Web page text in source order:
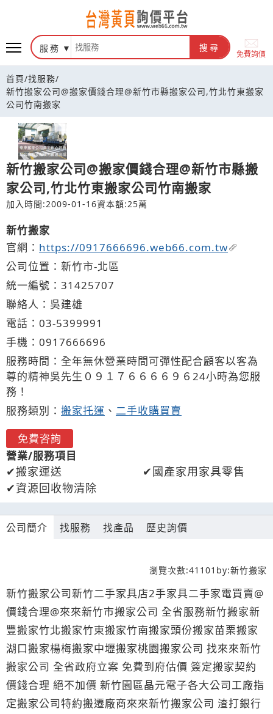
台灣黃頁詢價平台
服務 搜尋
免費詢價
首頁/找服務/
新竹搬家公司@搬家價錢合理@新竹市縣搬家公司,竹北竹東搬家
公司竹南搬家
新竹搬家公司@搬家價錢合理@新竹市縣搬
家公司,竹北竹東搬家公司竹南搬家
加入時間:2009-01-16資本額:25萬
新竹搬家
官網： https://0917666696.web66.com.tw
公司位置：新竹市-北區
統一編號：31425707
聯絡人：吳建雄
電話： 03-5399991
手機： 0917666696
服務時間：全年無休營業時間可彈性配合顧客以客為
尊的精神吳先生０９１７６６６６９６24小時為您服
務！
服務類別： 搬家托運 、 二手收購買賣
免費咨詢
營業/服務項目
搬家運送
國產家用家具零售
資源回收物清除
公司簡介 找服務 找產品 歷史詢價
瀏覽次數:41101 by:新竹搬家
新竹搬家公司新竹二手家具店2手家具二手家電買賣@
價錢合理@來來新竹市搬家公司 全省服務新竹搬家新
豐搬家竹北搬家竹東搬家竹南搬家頭份搬家苗栗搬家
湖口搬家楊梅搬家中壢搬家桃園搬家公司 找來來新竹
搬家公司 全省政府立案 免費到府估價 簽定搬家契約
價錢合理 絕不加價 新竹園區晶元電子各大公司工廠指
定搬家公司特約搬遷廠商來來新竹搬家公司 渣打銀行